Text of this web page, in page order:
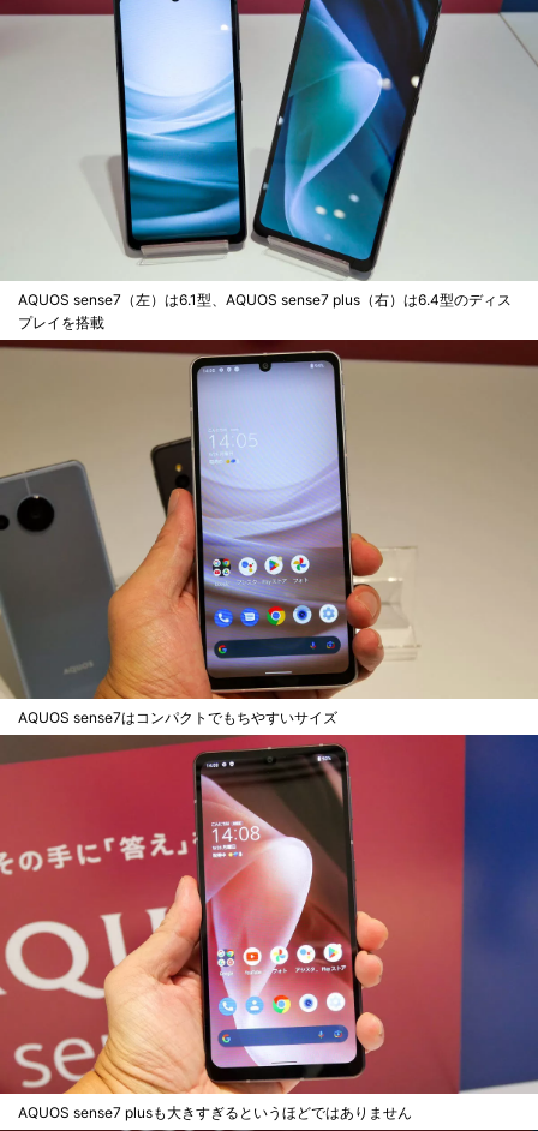
AQUOS sense7（左）は6.1型、AQUOS sense7 plus（右）は6.4型のディス
プレイを搭載
AQUOS sense7はコンパクトでもちやすいサイズ
AQUOS sense7 plusも大きすぎるというほどではありません